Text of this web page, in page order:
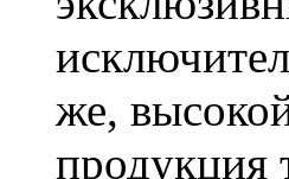
же,
продукция